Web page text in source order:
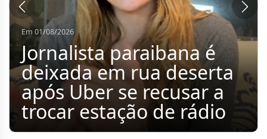
Vereadores representam
a Câmara de Sumé em
assinatura de contrato
para construção do
Portal de Entrada do
município